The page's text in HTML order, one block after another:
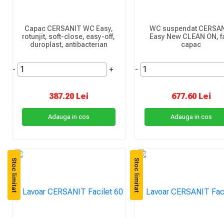
Capac CERSANIT WC Easy,
rotunjit, soft-close, easy-off,
duroplast, antibacterian
- +
387.20 Lei
Adauga in cos
WC suspendat
Easy New CLEAN ON,
capac
-
677.60 Lei
Adauga in cos
Stoc limitat Stoc limitat